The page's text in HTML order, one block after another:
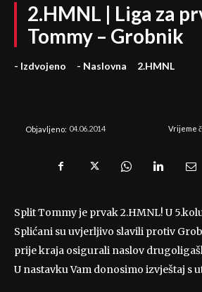
2.HMNL | Liga za
Tommy – Grobnik
- Izdvojeno - Naslovna 2.HMNL
Objavljeno: 04.06.2014 Vrijeme
Split Tommy je prvak 2.HMNL! U
Splićani su uvjerljivo slavili protiv
prije kraja osigurali naslov
U nastavku Vam donosimo izvještaj s